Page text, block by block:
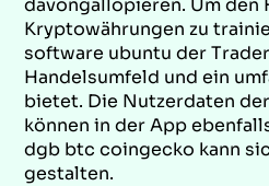
Kryptowährungen zu
software ubuntu der
Handelsumfeld und ein
bietet. Die Nutzerdaten
können in der App
dgb btc coingecko kann
gestalten.